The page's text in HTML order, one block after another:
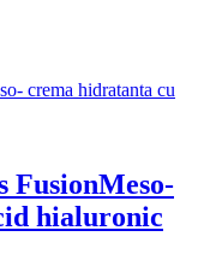
FusionMeso-
hialuronic